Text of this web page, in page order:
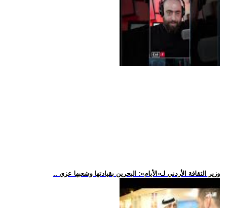
.. وزير الثقافة الأردني لـ«الأيام»: البحرين بقيادتها وشعبها عزي